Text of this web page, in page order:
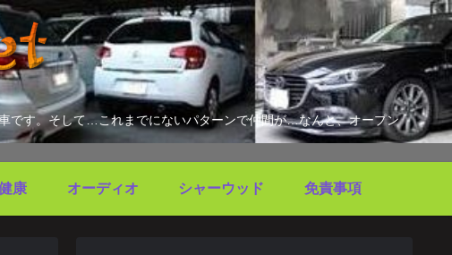
です。そして…これまでにないパターンで仲間が…なんと、オープン
康 オーディオ シャーウッド 免責事項